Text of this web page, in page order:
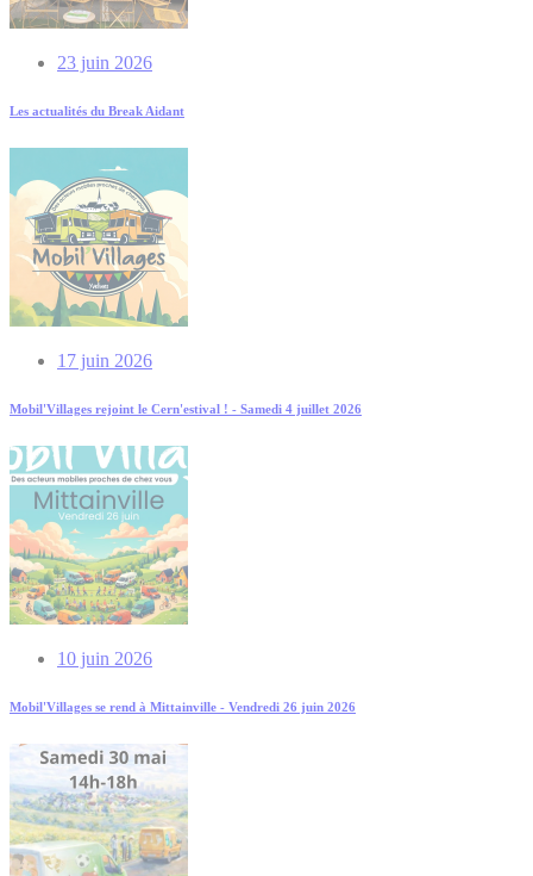
23 juin 2026
Les actualités du Break Aidant
17 juin 2026
Mobil'Villages rejoint le Cern'estival ! - Samedi 4 juillet 2026
10 juin 2026
Mobil'Villages se rend à Mittainville - Vendredi 26 juin 2026